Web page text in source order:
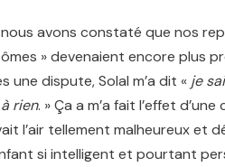
nous avons constaté que nos
» devenaient encore plus
une dispute, Solal m’a dit « je
rien. » Ça a m’a fait l’effet
l’air tellement malheureux et
si intelligent et pourtant